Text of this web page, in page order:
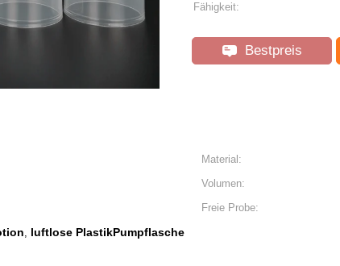
Fähigkeit:
Bestpreis
Material:
Volumen:
Freie Probe:
, luftlose PlastikPumpflasche